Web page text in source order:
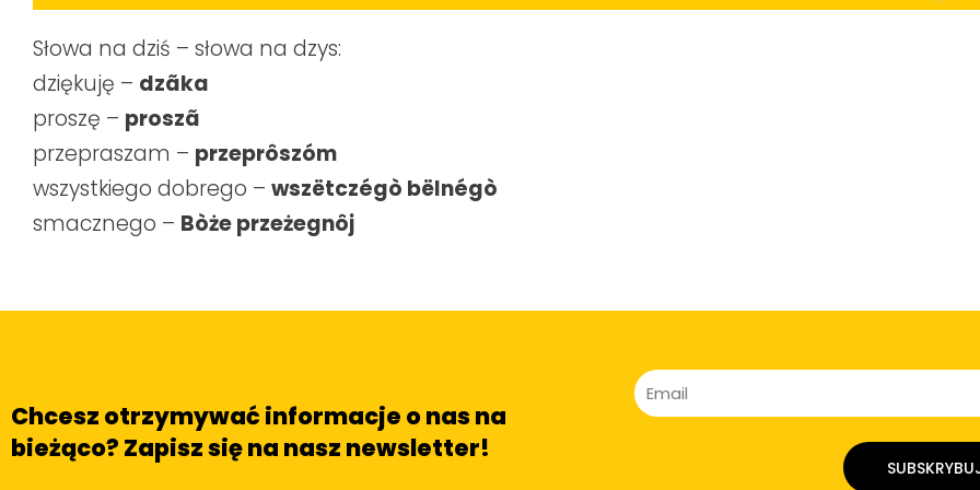
Słowa na dziś – słowa na dzys:‬
dziękuję – dzãka
proszę – proszã
przepraszam – przeprôszóm
wszystkiego dobrego – wszëtczégò bëlnégò
smacznego – Bòże przeżegnôj
Chcesz otrzymywać informacje o nas na
bieżąco? Zapisz się na nasz newsletter!